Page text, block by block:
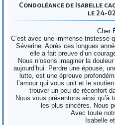
Condoléance de Isabelle
le 24-
Cher
C’est avec une immense tristesse
Séverine. Après ces longues
elle a fait preuve d’un
Nous n’osons imaginer la
aujourd’hui. Perdre une épouse,
lutte, est une épreuve
l’amour qui vous unit et le
trouver un peu de réconfort
Nous vous présentons ainsi qu’à
les plus sincères. Nous
Avec toute
Isabelle